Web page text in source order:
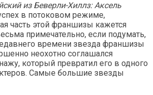
из Беверли-Хиллз: Аксель
в потоковом режиме,
часть этой франшизы кажется
примечательно, если подумать,
времени звезда франшизы
неохотно соглашался
который превратил его в одного
Самые большие звезды